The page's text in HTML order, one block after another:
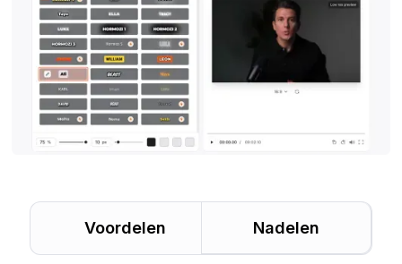
Voordelen Nadelen